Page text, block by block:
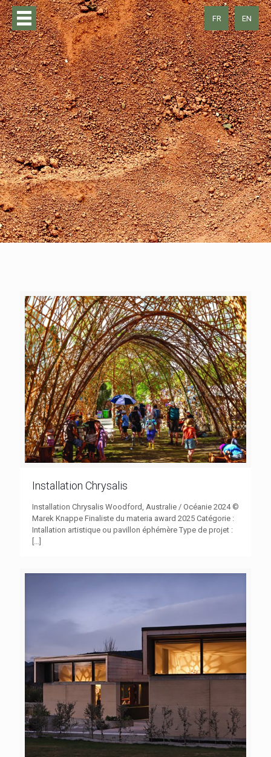
FR EN
Installation Chrysalis
Installation Chrysalis Woodford, Australie / Océanie 2024 ©
Marek Knappe Finaliste du materia award 2025 Catégorie :
Intallation artistique ou pavillon éphémère Type de projet :
[…]